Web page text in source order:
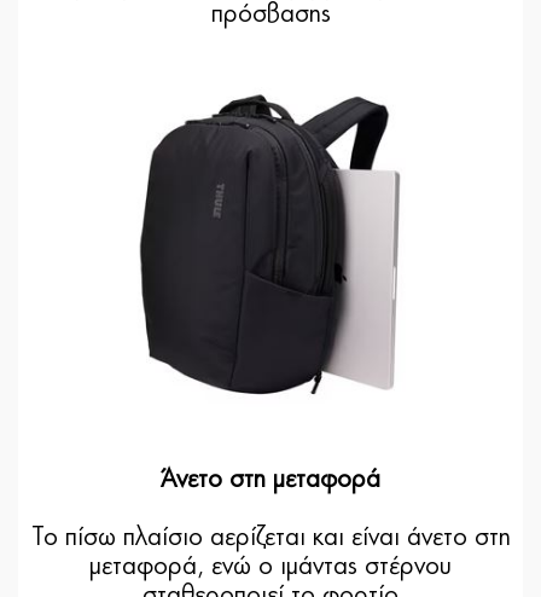
πρόσβασης
Άνετο στη μεταφορά
Το πίσω πλαίσιο αερίζεται και είναι άνετο στη
μεταφορά, ενώ ο ιμάντας στέρνου